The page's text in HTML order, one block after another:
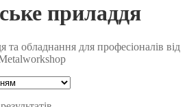
приладдя
та обладнання для професіоналів від